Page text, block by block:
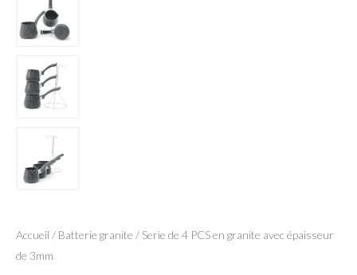
Accueil / Batterie granite / Serie de 4 PCS en granite avec épaisseur
de 3mm